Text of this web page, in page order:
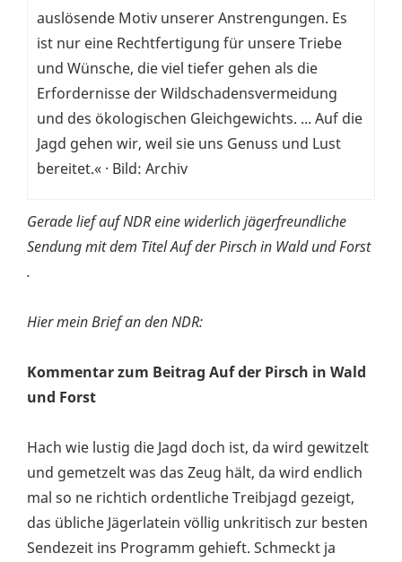
auslösende Motiv unserer Anstrengungen. Es
ist nur eine Rechtfertigung für unsere Triebe
und Wünsche, die viel tiefer gehen als die
Erfordernisse der Wildschadensvermeidung
und des ökologischen Gleichgewichts. ... Auf die
Jagd gehen wir, weil sie uns Genuss und Lust
bereitet.« · Bild: Archiv
Gerade lief auf NDR eine widerlich jägerfreundliche
Sendung mit dem Titel Auf der Pirsch in Wald und Forst
.
Hier mein Brief an den NDR:
Kommentar zum Beitrag Auf der Pirsch in Wald
und Forst
Hach wie lustig die Jagd doch ist, da wird gewitzelt
und gemetzelt was das Zeug hält, da wird endlich
mal so ne richtich ordentliche Treibjagd gezeigt,
das übliche Jägerlatein völlig unkritisch zur besten
Sendezeit ins Programm gehieft. Schmeckt ja